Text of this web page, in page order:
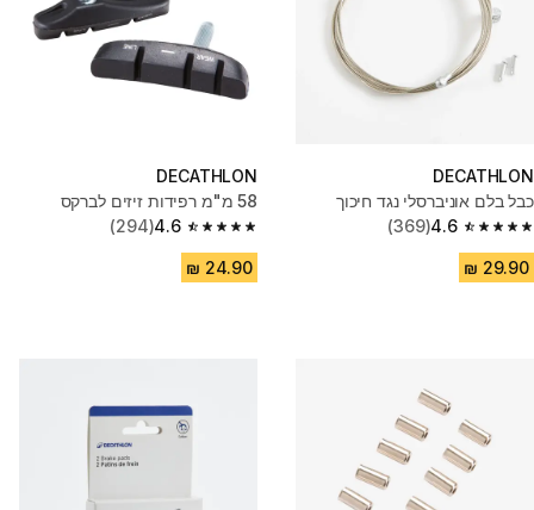
DECATHLON
כבל בלם אוניברסלי נגד חיכוך
4.6
4.6 out of 5 stars from 369 reviews
(369)
DECATHLON
58 מ"מ רפידות זיזים לברקס
4.6
4.6 out of 5 stars from 294 reviews
(294)